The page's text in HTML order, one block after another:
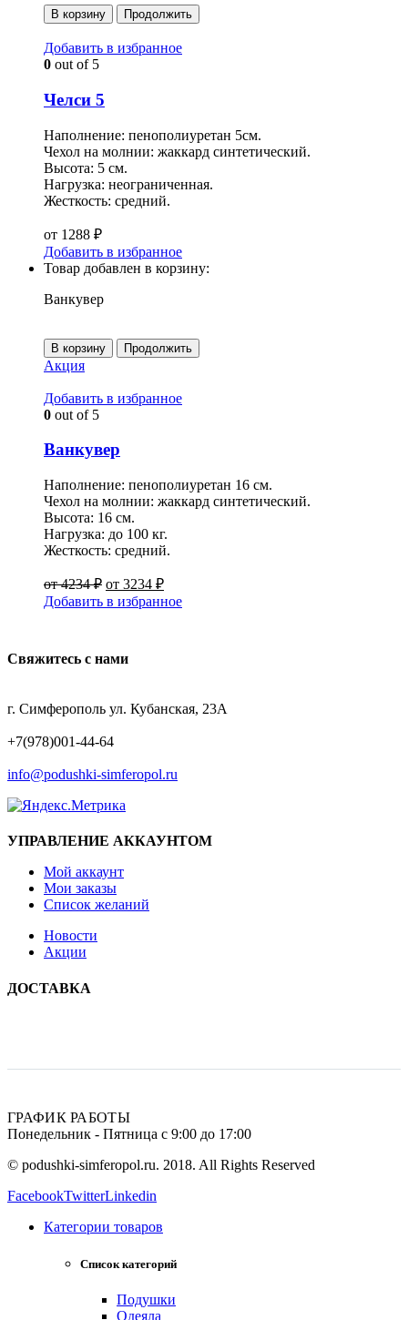
В корзину Продолжить
Добавить в избранное
0 out of 5
Челси 5
Наполнение: пенополиуретан 5см.
Чехол на молнии: жаккард синтетический.
Высота: 5 см.
Нагрузка: неограниченная.
Жесткость: средний.
от 1288 ₽
Добавить в избранное
Товар добавлен в корзину:
Ванкувер
В корзину Продолжить
Акция
Добавить в избранное
0 out of 5
Ванкувер
Наполнение: пенополиуретан 16 см.
Чехол на молнии: жаккард синтетический.
Высота: 16 см.
Нагрузка: до 100 кг.
Жесткость: средний.
от4234₽ от 3234 ₽
Добавить в избранное
Свяжитесь с нами
г. Симферополь ул. Кубанская, 23А
+7(978)001-44-64
info@podushki-simferopol.ru
УПРАВЛЕНИЕ АККАУНТОМ
Мой аккаунт
Мои заказы
Список желаний
Новости
Акции
ДОСТАВКА
ГРАФИК РАБОТЫ
Понедельник - Пятница с 9:00 до 17:00
© podushki-simferopol.ru. 2018. All Rights Reserved
FacebookTwitterLinkedin
Категории товаров
Список категорий
Подушки
Одеяла